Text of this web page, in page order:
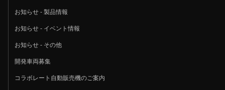
お知らせ - 製品情報
お知らせ - イベント情報
お知らせ - その他
開発車両募集
コラボレート自動販売機のご案内